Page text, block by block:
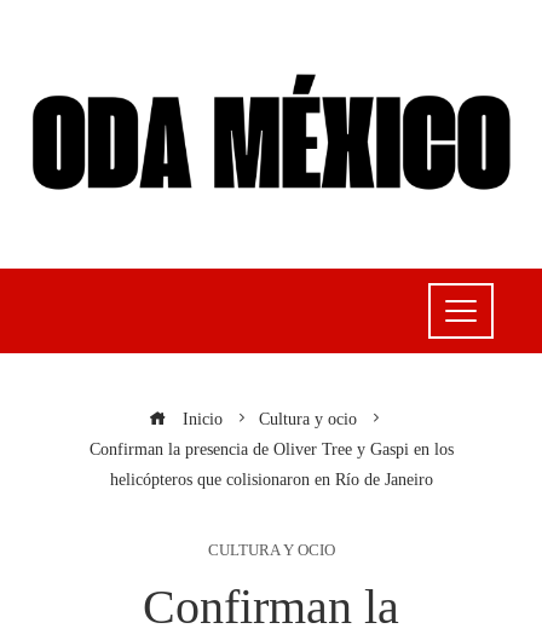
Inicio
Cultura y ocio
Confirman la presencia de Oliver Tree y Gaspi en los
helicópteros que colisionaron en Río de Janeiro
CULTURA Y OCIO
Confirman la